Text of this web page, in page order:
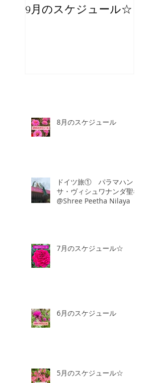
9月のスケジュール☆
8月のスケジュール
ドイツ旅① パラマハン
サ・ヴィシュワナンダ聖者
@Shree Peetha Nilaya
7月のスケジュール☆
6月のスケジュール
5月のスケジュール☆